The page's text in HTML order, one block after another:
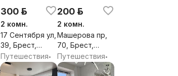
300 р.
2 комн.
17 Сентября ул,
39, Брест,
Брестская обл.
Путешествия•
200 р.
2 комн.
Машерова пр,
70, Брест,
Брестская обл.
Путешествия•